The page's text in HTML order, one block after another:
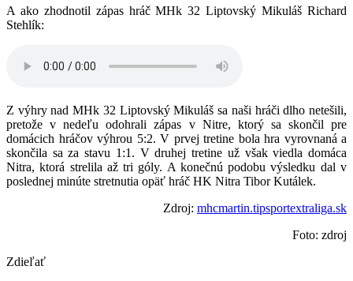
A ako zhodnotil zápas hráč MHk 32 Liptovský Mikuláš Richard
Stehlík:
Z výhry nad MHk 32 Liptovský Mikuláš sa naši hráči dlho netešili,
pretože v nedeľu odohrali zápas v Nitre, ktorý sa skončil pre
domácich hráčov výhrou 5:2. V prvej tretine bola hra vyrovnaná a
skončila sa za stavu 1:1. V druhej tretine už však viedla domáca
Nitra, ktorá strelila až tri góly. A konečnú podobu výsledku dal v
poslednej minúte stretnutia opäť hráč HK Nitra Tibor Kutálek.
Zdroj: mhcmartin.tipsportextraliga.sk
Foto: zdroj
Zdieľať